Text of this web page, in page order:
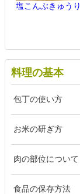
塩こんぶきゅうり
料理の基本
包丁の使い方
お米の研ぎ方
肉の部位について
食品の保存方法